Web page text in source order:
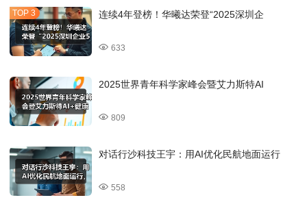
连续4年登榜！华曦达荣登“2025深圳企
633
2025世界青年科学家峰会暨艾力斯特AI
809
对话行沙科技王宇：用AI优化民航地面运行
558